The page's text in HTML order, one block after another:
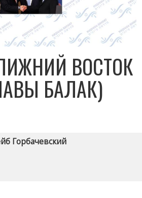
ВОСТОК
БАЛАК)
Горбачевский